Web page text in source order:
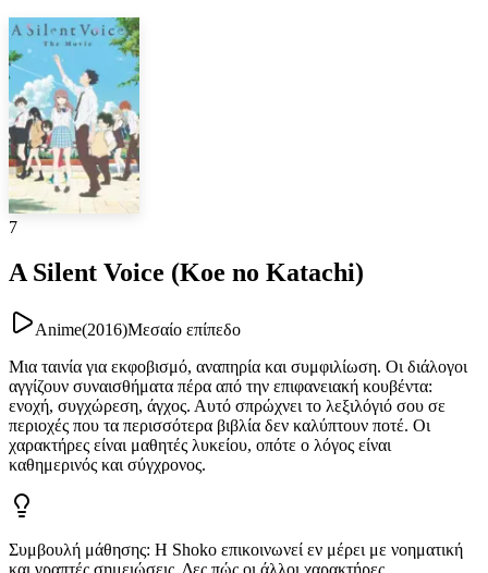
7
A Silent Voice (Koe no Katachi)
Anime(2016)Μεσαίο επίπεδο
Μια ταινία για εκφοβισμό, αναπηρία και συμφιλίωση. Οι διάλογοι
αγγίζουν συναισθήματα πέρα από την επιφανειακή κουβέντα:
ενοχή, συγχώρεση, άγχος. Αυτό σπρώχνει το λεξιλόγιό σου σε
περιοχές που τα περισσότερα βιβλία δεν καλύπτουν ποτέ. Οι
χαρακτήρες είναι μαθητές λυκείου, οπότε ο λόγος είναι
καθημερινός και σύγχρονος.
Συμβουλή μάθησης: Η Shoko επικοινωνεί εν μέρει με νοηματική